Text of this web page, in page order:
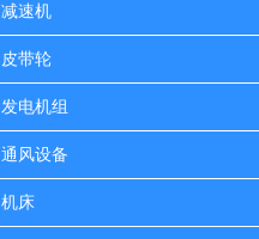
减速机
皮带轮
发电机组
通风设备
机床